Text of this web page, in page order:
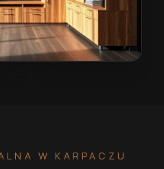
W KARPACZU